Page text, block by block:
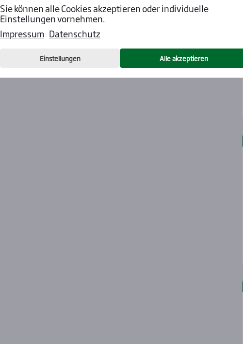
Sie können alle Cookies akzeptieren oder individuelle
Einstellungen vornehmen.
Impressum Datenschutz
Einstellungen Alle akzeptieren